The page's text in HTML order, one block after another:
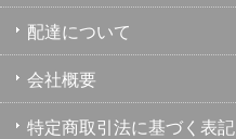
配達について
会社概要
特定商取引法に基づく表記